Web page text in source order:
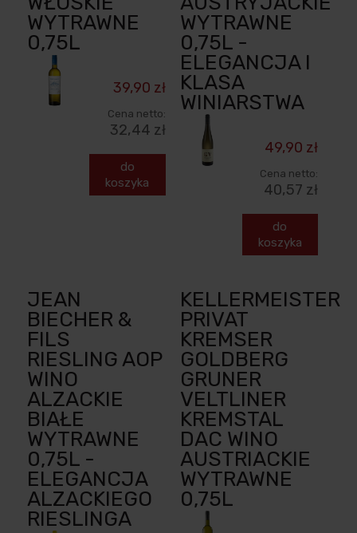
WYTRAWNE
0,75L
39,90 zł
Cena netto:
32,44 zł
do
koszyka
WYTRAWNE
0,75L -
ELEGANCJA I
KLASA
WINIARSTWA
49,90 zł
Cena netto:
40,57 zł
do
koszyka
JEAN
BIECHER &
FILS
RIESLING AOP
WINO
ALZACKIE
BIAŁE
WYTRAWNE
0,75L -
ELEGANCJA
ALZACKIEGO
RIESLINGA
KELLERMEISTER
PRIVAT
KREMSER
GOLDBERG
GRUNER
VELTLINER
KREMSTAL
DAC WINO
AUSTRIACKIE
WYTRAWNE
0,75L